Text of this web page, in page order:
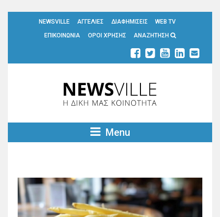
NEWSVILLE ΑΓΓΕΛΙΕΣ ΔΙΑΦΗΜΙΣΕΙΣ
WEB TV
ΕΠΙΚΟΙΝΩΝΙΑ
ΟΡΟΙ ΧΡΗΣΗΣ ΑΝΑΖΗΤΗΣΗ
Menu